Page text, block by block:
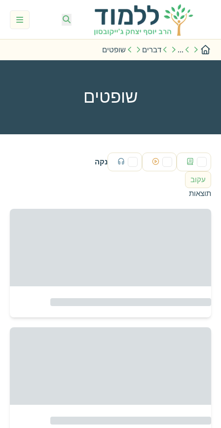
... דברים שופטים
שופטים
נקה
עקוב
תוצאות